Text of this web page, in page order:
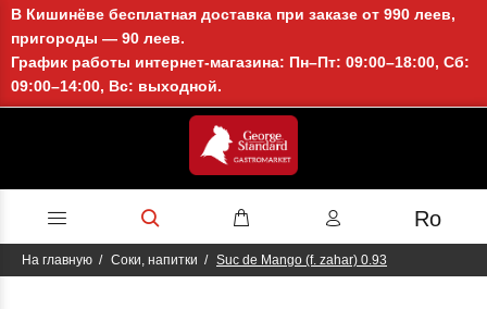
В Кишинёве бесплатная доставка при заказе от 990 леев,
пригороды — 90 леев.
График работы интернет-магазина: Пн–Пт: 09:00–18:00, Сб:
09:00–14:00, Вс: выходной.
Ro
На главную Соки, напитки Suc de Mango (f. zahar) 0.93